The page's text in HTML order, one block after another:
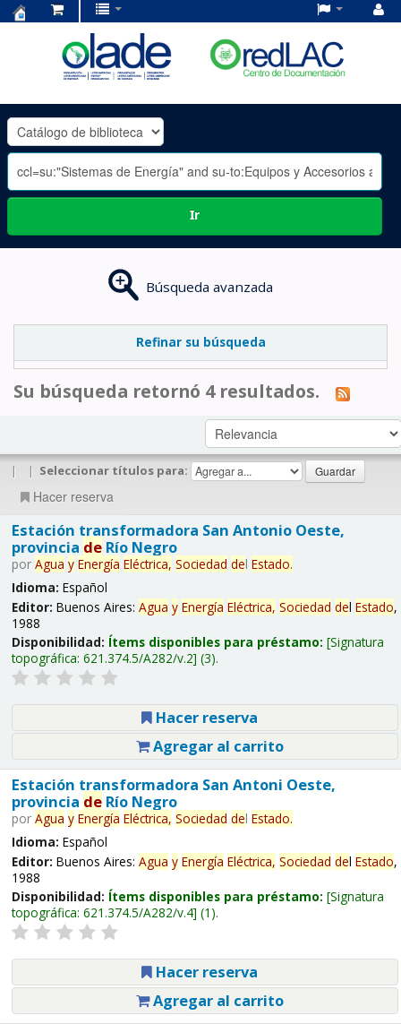
OLADE
-
Ir
Búsqueda avanzada
Refinar su búsqueda
Su búsqueda retornó 4 resultados.
| | Seleccionar títulos para:
Hacer reserva
Estación transformadora San Antonio Oeste,
provincia deRío Negro
por Agua y Energía Eléctrica, Sociedad del Estado.
Idioma: Español
Editor: Buenos Aires: Agua y Energía Eléctrica, Sociedad del Estado,
1988
Disponibilidad: Ítems disponibles para préstamo: Signatura
topográfica: 621.374.5/A282/v.2 (3).
Hacer reserva
Agregar al carrito
Estación transformadora San Antoni Oeste,
provincia deRío Negro
por Agua y Energía Eléctrica, Sociedad del Estado.
Idioma: Español
Editor: Buenos Aires: Agua y Energía Eléctrica, Sociedad del Estado,
1988
Disponibilidad: Ítems disponibles para préstamo: Signatura
topográfica: 621.374.5/A282/v.4 (1).
Hacer reserva
Agregar al carrito